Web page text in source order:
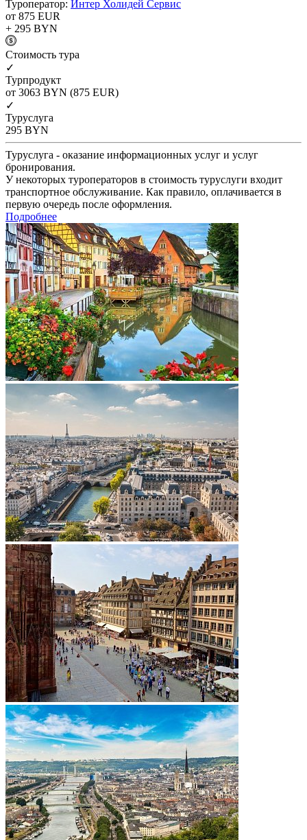
Туроператор: Интер Холидей Сервис
от 875 EUR
+ 295 BYN
Cтоимость тура
✓
Турпродукт
от 3063 BYN (875 EUR)
✓
Туруслуга
295 BYN
Туруслуга - оказание информационных услуг и услуг
бронирования.
У некоторых туроператоров в стоимость туруслуги входит
транспортное обслуживание. Как правило, оплачивается в
первую очередь после оформления.
Подробнее